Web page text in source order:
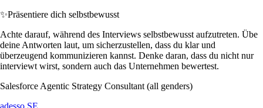
✨Präsentiere dich selbstbewusst
Achte darauf, während des Interviews selbstbewusst aufzutreten. Übe
deine Antworten laut, um sicherzustellen, dass du klar und
überzeugend kommunizieren kannst. Denke daran, dass du nicht nur
interviewt wirst, sondern auch das Unternehmen bewertest.
Salesforce Agentic Strategy Consultant (all genders)
adesso SE